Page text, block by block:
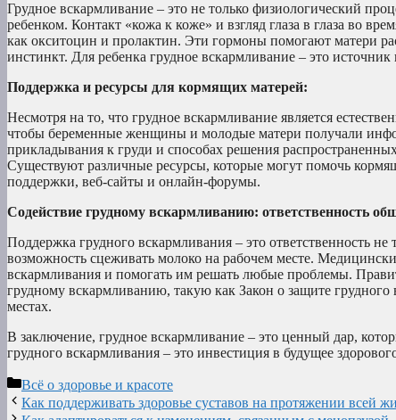
Грудное вскармливание – это не только физиологический
ребенком. Контакт «кожа к коже» и взгляд глаза в глаза во
как окситоцин и пролактин. Эти гормоны помогают матери
инстинкт. Для ребенка грудное вскармливание – это
Поддержка и ресурсы для кормящих матерей:
Несмотря на то, что грудное вскармливание является
чтобы беременные женщины и молодые матери получали
прикладывания к груди и способах решения
Существуют различные ресурсы, которые могут помочь
поддержки, веб-сайты и онлайн-форумы.
Содействие грудному вскармливанию: ответственность
Поддержка грудного вскармливания – это ответственность
возможность сцеживать молоко на рабочем месте.
вскармливания и помогать им решать любые проблемы.
грудному вскармливанию, такую как Закон о защите
местах.
В заключение, грудное вскармливание – это ценный дар,
грудного вскармливания – это инвестиция в будущее
Рубрики
Всё о здоровье и красоте
Как поддерживать здоровье суставов на протяжении всей